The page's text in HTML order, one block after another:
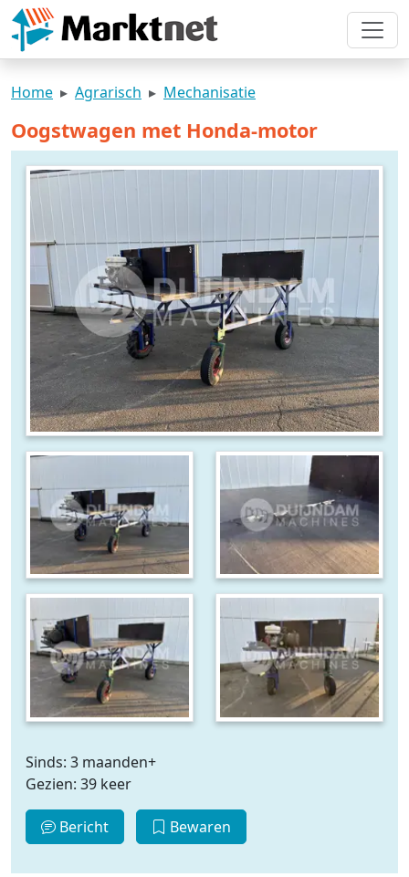
Home Agrarisch Mechanisatie
Oogstwagen met Honda-motor
Sinds: 3 maanden+
Gezien: 39 keer
Bericht Bewaren